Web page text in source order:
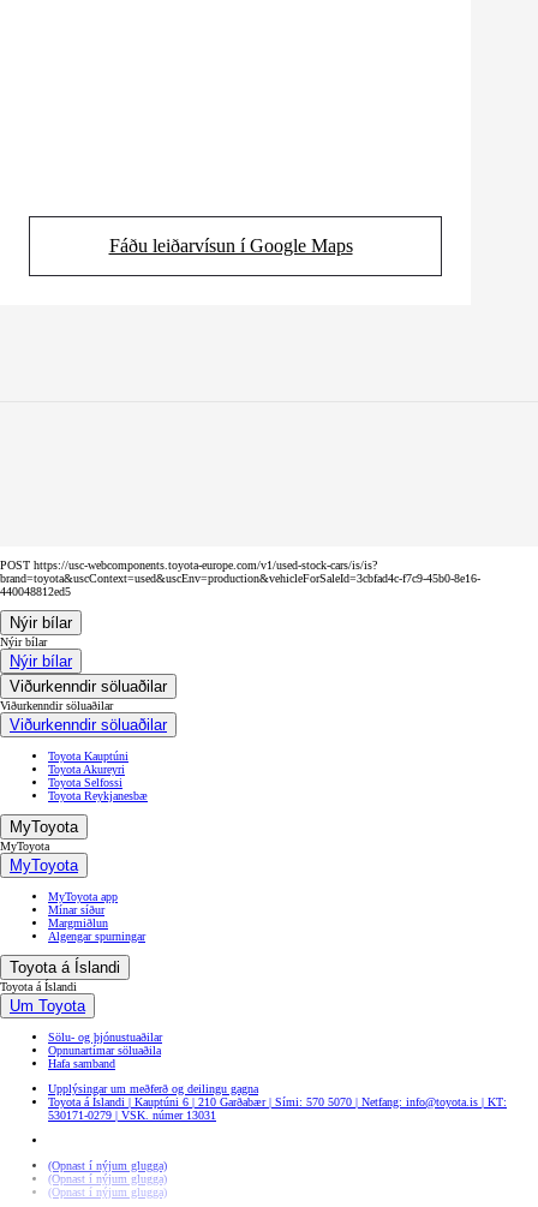
Fáðu leiðarvísun í Google Maps
(Opens in new tab)
POST https://usc-webcomponents.toyota-europe.com/v1/used-stock-cars/is/is?
brand=toyota&uscContext=used&uscEnv=production&vehicleForSaleId=3cbfad4c-f7c9-45b0-8e16-
440048812ed5
Nýir bílar
Nýir bílar
Nýir bílar
Viðurkenndir söluaðilar
Viðurkenndir söluaðilar
Viðurkenndir söluaðilar
Toyota Kauptúni
Toyota Akureyri
Toyota Selfossi
Toyota Reykjanesbæ
MyToyota
MyToyota
MyToyota
MyToyota app
Mínar síður
Margmiðlun
Algengar spurningar
Toyota á Íslandi
Toyota á Íslandi
Um Toyota
Sölu- og þjónustuaðilar
Opnunartímar söluaðila
Hafa samband
Upplýsingar um meðferð og deilingu gagna
Toyota á Íslandi | Kauptúni 6 | 210 Garðabær | Sími: 570 5070 | Netfang: info@toyota.is | KT:
530171-0279 | VSK. númer 13031
(Opnast í nýjum glugga)
(Opnast í nýjum glugga)
(Opnast í nýjum glugga)